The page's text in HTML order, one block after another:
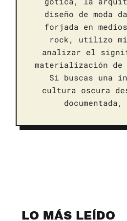
diseño de moda
forjada en medios
rock, utilizo mi
analizar el
materialización
Si buscas una
cultura oscura
LO MÁS LEÍDO